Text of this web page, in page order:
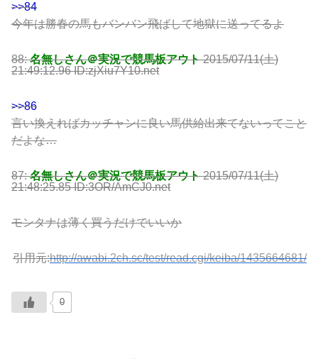
>>84
今年は勝春の馬もバンバン飛ばして地獄に送ってるよ
88:名無しさん＠実況で競馬板アウト 2015/07/11(土)
21:49:12.96 ID:zjXiu7Y10.net
>>86
言い換えればカッチャンに良い馬供給出来てないってこと
だよな…
87:名無しさん＠実況で競馬板アウト 2015/07/11(土)
21:48:25.85 ID:3OR/AmCJ0.net
モンタナは薄く買うだけでいいか
引用元:http://awabi.2ch.sc/test/read.cgi/keiba/1435664681/
0